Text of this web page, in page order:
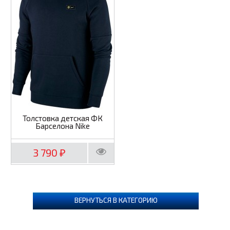
Толстовка детская ФК
Барселона Nike
3 790 ₽
ВЕРНУТЬСЯ В КАТЕГОРИЮ